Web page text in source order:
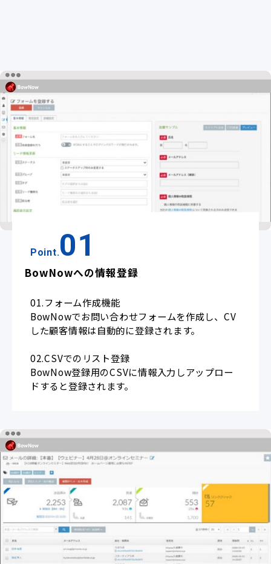
Point.01
BowNowへの情報登録
01.フォーム作成機能
BowNowでお問い合わせフォームを作成し、CV
した顧客情報は自動的に登録されます。
02.CSVでのリスト登録
BowNow登録用のCSVに情報入力しアップロー
ドすると登録されます。